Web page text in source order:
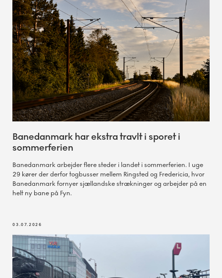
Banedanmark har ekstra travlt i sporet i
sommerferien
Banedanmark arbejder flere steder i landet i sommerferien. I uge
29 kører der derfor togbusser mellem Ringsted og Fredericia, hvor
Banedanmark fornyer sjællandske strækninger og arbejder på en
helt ny bane på Fyn.
03.07.2026